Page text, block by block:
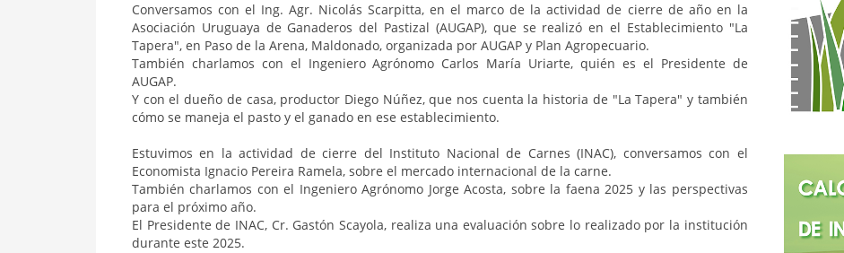
Conversamos con el Ing.Agr. Nicolás Scarpitta, en el marco de la actividad de cierre de año en la
Asociación Uruguaya de Ganaderos del Pastizal (AUGAP), que se realizó en el Establecimiento "La
Tapera", en Paso de la Arena, Maldonado, organizada por AUGAP y Plan Agropecuario.
También charlamos con el Ingeniero Agrónomo Carlos María Uriarte, quién es el Presidente de
AUGAP.
Y con el dueño de casa, productor Diego Núñez, que nos cuenta la historia de "La Tapera" y también
cómo se maneja el pasto y el ganado en ese establecimiento.
Estuvimos en la actividad de cierre del Instituto Nacional de Carnes (INAC), conversamos con el
Economista Ignacio Pereira Ramela, sobre el mercado internacional de la carne.
También charlamos con el Ingeniero Agrónomo Jorge Acosta, sobre la faena 2025 y las perspectivas
para el próximo año.
El Presidente de INAC, Cr. Gastón Scayola, realiza una evaluación sobre lo realizado por la institución
durante este 2025.